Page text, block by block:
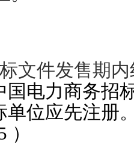
文件发售期
国电力商务招
单位应先注册